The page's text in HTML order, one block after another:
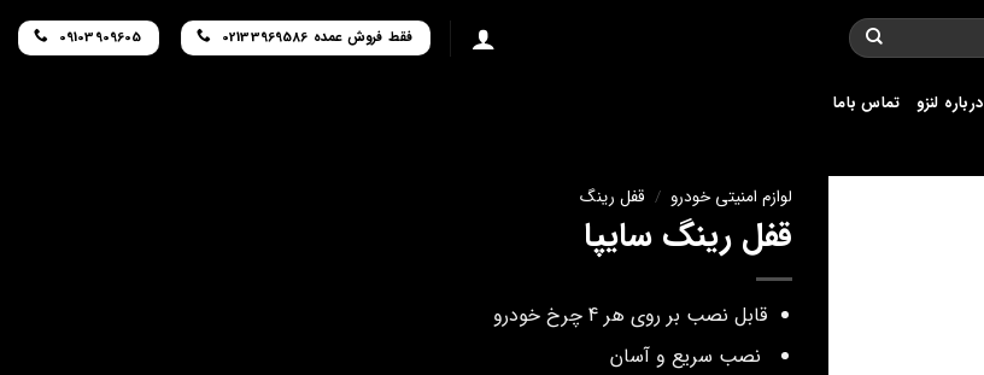
فقط فروش عمده 02133969586 09103909605
درباره لنزو تماس باما
لوازم امنیتی خودرو / قفل رینگ
قفل رینگ سایپا
قابل نصب بر روی هر 4 چرخ خودرو
نصب سریع و آسان